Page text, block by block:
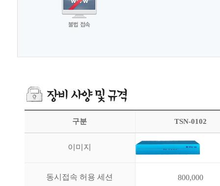
구분 TSN-0102
이미지
동시접속 허용 세션 800,000